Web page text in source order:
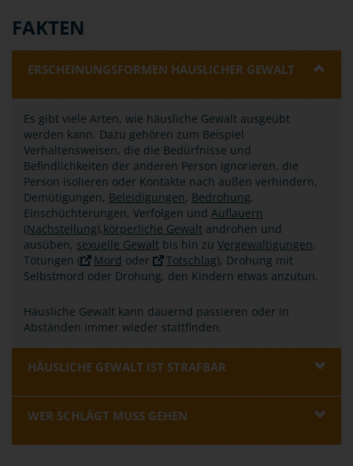
FAKTEN
ERSCHEINUNGSFORMEN HÄUSLICHER GEWALT
Es gibt viele Arten, wie häusliche Gewalt ausgeübt
werden kann. Dazu gehören zum Beispiel
Verhaltensweisen, die die Bedürfnisse und
Befindlichkeiten der anderen Person ignorieren, die
Person isolieren oder Kontakte nach außen verhindern,
Demütigungen, Beleidigungen, Bedrohung,
Einschüchterungen, Verfolgen und Auflauern
(Nachstellung),körperliche Gewalt androhen und
ausüben, sexuelle Gewalt bis hin zu Vergewaltigungen,
Tötungen (
Mord oder Totschlag), Drohung mit
Selbstmord oder Drohung, den Kindern etwas anzutun.
Häusliche Gewalt kann dauernd passieren oder in
Abständen immer wieder stattfinden.
HÄUSLICHE GEWALT IST STRAFBAR
WER SCHLÄGT MUSS GEHEN